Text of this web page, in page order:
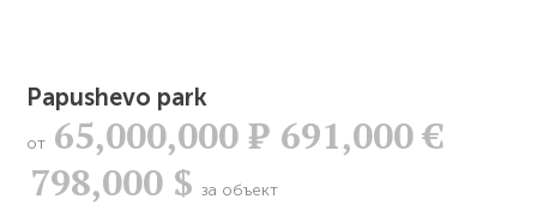
Papushevo park
от 65,000,000Р 691,000 €
798,000 $ за объект